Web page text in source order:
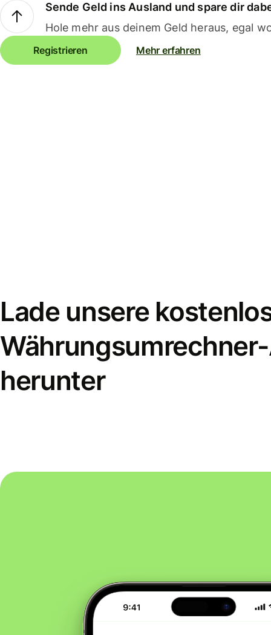
Sende Geld ins Ausland und spare dir
Hole mehr aus deinem Geld heraus, egal
Registrieren Mehr erfahren
Lade unsere
herunter